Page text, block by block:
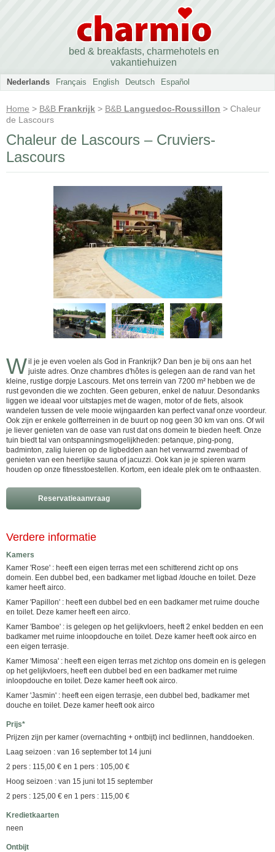
bed & breakfasts, charmehotels en
vakantiehuizen
Nederlands Français English Deutsch Español
Home > B&B Frankrijk > B&B Languedoc-Roussillon > Chaleur
de Lascours
Chaleur de Lascours – Cruviers-
Lascours
Wil je je even voelen als God in Frankrijk? Dan ben je bij ons aan het
juiste adres. Onze chambres d'hôtes is gelegen aan de rand van het
kleine, rustige dorpje Lascours. Met ons terrein van 7200 m² hebben we de
rust gevonden die we zochten. Geen geburen, enkel de natuur. Desondanks
liggen we ideaal voor uitstapjes met de wagen, motor of de fiets, alsook
wandelen tussen de vele mooie wijngaarden kan perfect vanaf onze voordeur.
Ook zijn er enkele golfterreinen in de buurt op nog geen 30 km van ons. Of wil
je liever genieten van de oase van rust dat ons domein te bieden heeft. Onze
tuin biedt tal van ontspanningsmogelijkheden: petanque, ping-pong,
badminton, zalig luieren op de ligbedden aan het verwarmd zwembad of
genieten van een heerlijke sauna of jacuzzi. Ook kan je je spieren warm
houden op onze fitnesstoestellen. Kortom, een ideale plek om te onthaasten.
Reservatieaanvraag
Verdere informatie
Kamers
Kamer 'Rose' : heeft een eigen terras met een schitterend zicht op ons
domein. Een dubbel bed, een badkamer met ligbad /douche en toilet. Deze
kamer heeft airco.
Kamer 'Papillon' : heeft een dubbel bed en een badkamer met ruime douche
en toilet. Deze kamer heeft een airco.
Kamer 'Bamboe' : is gelegen op het gelijkvloers, heeft 2 enkel bedden en een
badkamer met ruime inloopdouche en toilet. Deze kamer heeft ook airco en
een eigen terrasje.
Kamer 'Mimosa' : heeft een eigen terras met zichtop ons domein en is gelegen
op het gelijkvloers, heeft een dubbel bed en een badkamer met ruime
inloopdouche en toilet. Deze kamer heeft ook airco.
Kamer 'Jasmin' : heeft een eigen terrasje, een dubbel bed, badkamer met
douche en toilet. Deze kamer heeft ook airco
Prijs*
Prijzen zijn per kamer (overnachting + ontbijt) incl bedlinnen, handdoeken.
Laag seizoen : van 16 september tot 14 juni
2 pers : 115,00 € en 1 pers : 105,00 €
Hoog seizoen : van 15 juni tot 15 september
2 pers : 125,00 € en 1 pers : 115,00 €
Kredietkaarten
neen
Ontbijt